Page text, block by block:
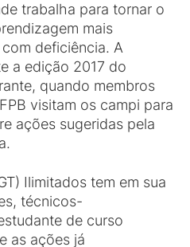
trabalha para tornar o
mais
deficiência. A
a edição 2017 do
quando membros
visitam os campi para
ações sugeridas pela
Ilimitados tem em sua
técnicos-
de curso
as ações já